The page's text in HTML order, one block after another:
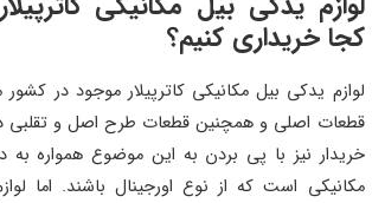
کجا خریداری کنیم؟
لوازم یدکی بیل مکانیکی کاترپیلار موجود در
قطعات اصلی و همچنین قطعات طرح اصل و تقلبی
خریدار نیز با پی بردن به این موضوع همواره به
مکانیکی است که از نوع اورجینال باشند. اما